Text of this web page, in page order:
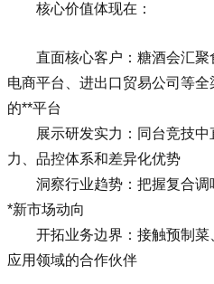
核心价值体现在：
直面核心客户：糖酒会汇聚
电商平台、进出口贸易公司等
的**平台
展示研发实力：同台竞技
力、品控体系和差异化优势
洞察行业趋势：把握复合
*新市场动向
开拓业务边界：接触预制
应用领域的合作伙伴